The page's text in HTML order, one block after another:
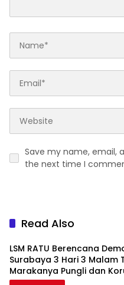
Save my name, email,
the next time I
Read Also
LSM RATU Berencana
Surabaya 3 Hari 3 Malam
Marakanya Pungli dan
Pendidikan Kediri